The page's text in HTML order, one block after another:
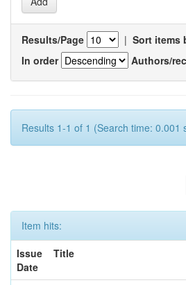
Results/Page | Sort items
In order
Authors/
Results 1-1 of 1 (Search time: 0.001
Item hits:
Issue
Date
Title